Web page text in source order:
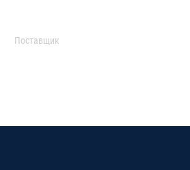
Поставщик